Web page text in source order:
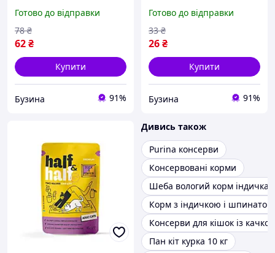
соусі 85 г berlin
Готово до відправки
62₴
78 ₴
Купити
Бузина 91%
Готово до відправки
26₴
33 ₴
Купити
Бузина 91%
Дивись також
Purina консерви
Консервовані корми
Шеба вологий корм індичка
Корм з індичкою і шпинатом
Консерви для кішок із
Пан кіт курка 10 кг